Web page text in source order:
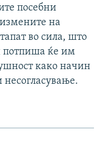
посебни
на
во сила, што
потпиша ќе им
како начин
несогласување.